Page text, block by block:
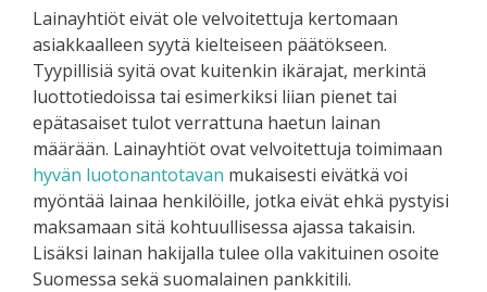
Lainayhtiöt eivät ole velvoitettuja kertomaan
asiakkaalleen syytä kielteiseen päätökseen.
Tyypillisiä syitä ovat kuitenkin ikärajat, merkintä
luottotiedoissa tai esimerkiksi liian pienet tai
epätasaiset tulot verrattuna haetun lainan
määrään. Lainayhtiöt ovat velvoitettuja toimimaan
hyvän luotonantotavan mukaisesti eivätkä voi
myöntää lainaa henkilöille, jotka eivät ehkä pystyisi
maksamaan sitä kohtuullisessa ajassa takaisin.
Lisäksi lainan hakijalla tulee olla vakituinen osoite
Suomessa sekä suomalainen pankkitili.